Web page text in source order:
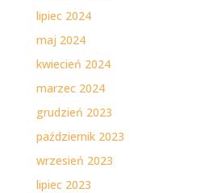
lipiec 2024
maj 2024
kwiecień 2024
marzec 2024
grudzień 2023
październik 2023
wrzesień 2023
lipiec 2023